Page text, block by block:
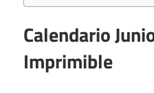
Calendario
Imprimible